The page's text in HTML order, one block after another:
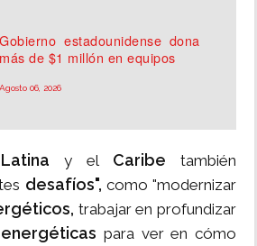
Gobierno estadounidense dona
más de $1 millón en equipos
Agosto 06, 2026
y el Caribe también
desafíos", como "modernizar
trabajar en profundizar
energéticaspara ver en cómo